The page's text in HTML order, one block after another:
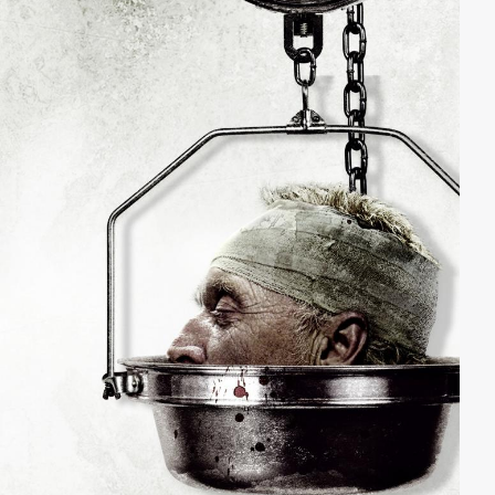
arbeiten, wo er besser verdienen kann. In der Tiki-Bar
begegnet er Jordan Mooney, einer jungen, hübschen
und aufstrebenden Künstlerin aus Amerika, die mit
ihrer Freundin aus New York Urlaub macht. Die beiden
verbringen eine tolle Zeit miteinander und verlieben